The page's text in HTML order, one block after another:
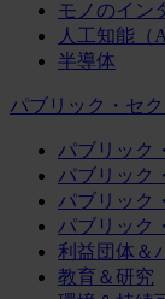
モノのイン
人工知能（
半導体
パブリック・セ
パブリック
パブリック
パブリック
パブリック
利益団体＆
教育＆研究